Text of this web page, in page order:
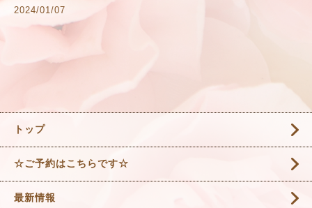
2024/01/07
トップ
☆ご予約はこちらです☆
最新情報